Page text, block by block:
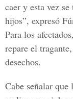
caer y esta vez
hijos”, expresó
Para los
repare el
desechos.
Cabe señalar